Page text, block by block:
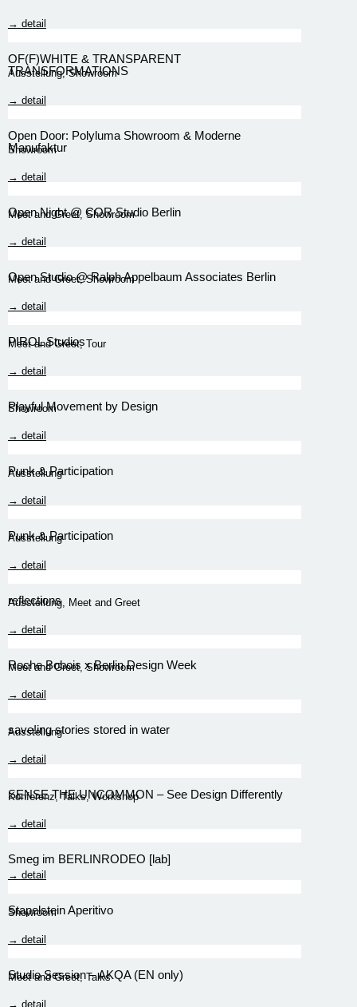
→ detail
OF(F)WHITE & TRANSPARENT
TRANSFORMATIONS
Ausstellung,Showroom
→ detail
Open Door: Polyluma Showroom & Moderne
Manufaktur
Showroom
→ detail
Open Night @ COR Studio Berlin
Meet and Greet,Showroom
→ detail
Open Studio @ Ralph Appelbaum Associates Berlin
Meet and Greet,Showroom
→ detail
PIROL Studios
Meet and Greet,Tour
→ detail
Playful Movement by Design
Showroom
→ detail
Punk & Participation
Ausstellung
→ detail
Punk & Participation
Ausstellung
→ detail
reflections
Ausstellung Meet and Greet
→ detail
Roche Bobois x Berlin Design Week
Meet and Greet,Showroom
→ detail
save!ing stories stored in water
Ausstellung
→ detail
SENSE THE UNCOMMON – See Design Differently
Konferenz,Talks,Workshop
→ detail
Smeg im BERLINRODEO [lab]
→ detail
Stapelstein Aperitivo
Showroom
→ detail
Studio Session – AKQA (EN only)
Meet and Greet,Talks
→ detail